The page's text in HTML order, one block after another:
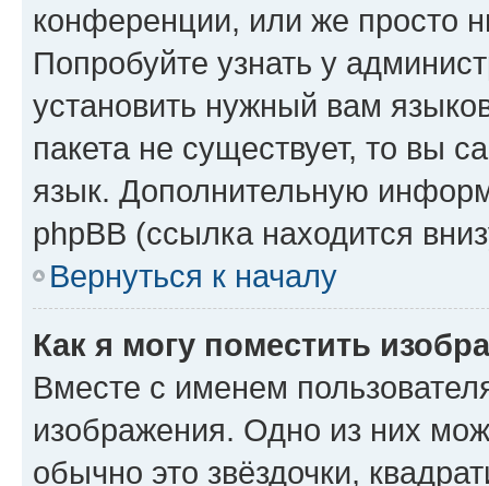
конференции, или же просто
Попробуйте узнать у
установить нужный вам
пакета не существует, то вы
язык. Дополнительную
phpBB (ссылка находится
Вернуться к началу
Как я могу поместить
Вместе с именем
изображения. Одно из них
обычно это звёздочки,